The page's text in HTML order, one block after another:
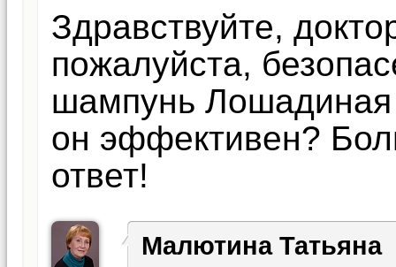
Здравствуйте,
пожалуйста,
шампунь Лошадиная
он эффективен?
ответ!
Малютина Татьяна